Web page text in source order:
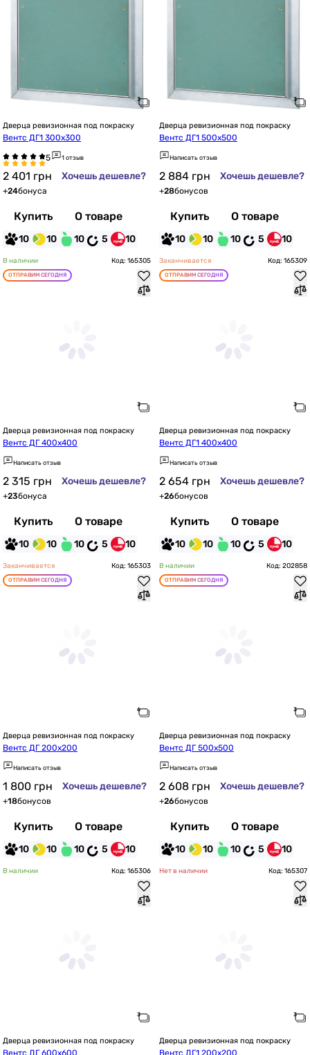
Дверца ревизионная под покраску
Вентс ДГ1 300х300
1 отзыв
2 401 грн Хочешь дешевле?
+24бонуса
Купить О товаре
10 10 10 5 10
Дверца ревизионная под покраску
Вентс ДГ1 500х500
Написать отзыв
2 884 грн Хочешь дешевле?
+28бонусов
Купить О товаре
10 10 10 5 10
В наличии Код: 165305
ОТПРАВИМ СЕГОДНЯ
Дверца ревизионная под покраску
Вентс ДГ 400х400
Написать отзыв
2 315 грн Хочешь дешевле?
+23бонуса
Купить О товаре
10 10 10 5 10
Заканчивается Код: 165309
ОТПРАВИМ СЕГОДНЯ
Дверца ревизионная под покраску
Вентс ДГ1 400х400
Написать отзыв
2 654 грн Хочешь дешевле?
+26бонусов
Купить О товаре
10 10 10 5 10
Заканчивается Код: 165303
ОТПРАВИМ СЕГОДНЯ
Дверца ревизионная под покраску
Вентс ДГ 200х200
Написать отзыв
1 800 грн Хочешь дешевле?
+18бонусов
Купить О товаре
10 10 10 5 10
В наличии Код: 202858
ОТПРАВИМ СЕГОДНЯ
Дверца ревизионная под покраску
Вентс ДГ 500х500
Написать отзыв
2 608 грн Хочешь дешевле?
+26бонусов
Купить О товаре
10 10 10 5 10
В наличии Код: 165306
Дверца ревизионная под покраску
Вентс ДГ 600х600
Нет в наличии Код: 165307
Дверца ревизионная под покраску
Вентс ДГ1 200х200